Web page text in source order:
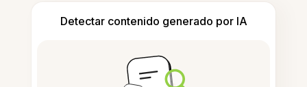
Detectar contenido generado por IA